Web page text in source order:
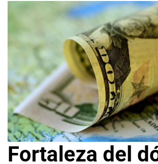
Fortaleza del